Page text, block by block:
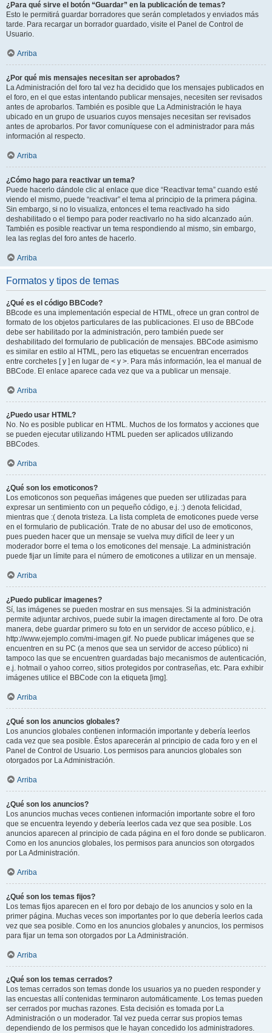
¿Para qué sirve el botón “Guardar” en la publicación de temas?
Esto le permitirá guardar borradores que serán completados y enviados más
tarde. Para recargar un borrador guardado, visite el Panel de Control de
Usuario.
Arriba
¿Por qué mis mensajes necesitan ser aprobados?
La Administración del foro tal vez ha decidido que los mensajes publicados en
el foro, en el que estas intentando publicar mensajes, necesiten ser revisados
antes de aprobarlos. También es posible que La Administración le haya
ubicado en un grupo de usuarios cuyos mensajes necesitan ser revisados
antes de aprobarlos. Por favor comuníquese con el administrador para más
información al respecto.
Arriba
¿Cómo hago para reactivar un tema?
Puede hacerlo dándole clic al enlace que dice “Reactivar tema” cuando esté
viendo el mismo, puede “reactivar” el tema al principio de la primera página.
Sin embargo, si no lo visualiza, entonces el tema reactivado ha sido
deshabilitado o el tiempo para poder reactivarlo no ha sido alcanzado aún.
También es posible reactivar un tema respondiendo al mismo, sin embargo,
lea las reglas del foro antes de hacerlo.
Arriba
Formatos y tipos de temas
¿Qué es el código BBCode?
BBcode es una implementación especial de HTML, ofrece un gran control de
formato de los objetos particulares de las publicaciones. El uso de BBCode
debe ser habilitado por la administración, pero también puede ser
deshabilitado del formulario de publicación de mensajes. BBCode asimismo
es similar en estilo al HTML, pero las etiquetas se encuentran encerrados
entre corchetes [ y ] en lugar de < y >. Para más información, lea el manual de
BBCode. El enlace aparece cada vez que va a publicar un mensaje.
Arriba
¿Puedo usar HTML?
No. No es posible publicar en HTML. Muchos de los formatos y acciones que
se pueden ejecutar utilizando HTML pueden ser aplicados utilizando
BBCodes.
Arriba
¿Qué son los emoticonos?
Los emoticonos son pequeñas imágenes que pueden ser utilizadas para
expresar un sentimiento con un pequeño código, e.j. :) denota felicidad,
mientras que :( denota tristeza. La lista completa de emoticones puede verse
en el formulario de publicación. Trate de no abusar del uso de emoticonos,
pues pueden hacer que un mensaje se vuelva muy difícil de leer y un
moderador borre el tema o los emoticones del mensaje. La administración
puede fijar un límite para el número de emoticones a utilizar en un mensaje.
Arriba
¿Puedo publicar imagenes?
Sí, las imágenes se pueden mostrar en sus mensajes. Si la administración
permite adjuntar archivos, puede subir la imagen directamente al foro. De otra
manera, debe guardar primero su foto en un servidor de acceso público, e.j.
http://www.ejemplo.com/mi-imagen.gif. No puede publicar imágenes que se
encuentren en su PC (a menos que sea un servidor de acceso público) ni
tampoco las que se encuentren guardadas bajo mecanismos de autenticación,
e.j. hotmail o yahoo correo, sitios protegidos por contraseñas, etc. Para exhibir
imágenes utilice el BBCode con la etiqueta [img].
Arriba
¿Qué son los anuncios globales?
Los anuncios globales contienen información importante y debería leerlos
cada vez que sea posible. Éstos aparecerán al principio de cada foro y en el
Panel de Control de Usuario. Los permisos para anuncios globales son
otorgados por La Administración.
Arriba
¿Qué son los anuncios?
Los anuncios muchas veces contienen información importante sobre el foro
que se encuentra leyendo y debería leerlos cada vez que sea posible. Los
anuncios aparecen al principio de cada página en el foro donde se publicaron.
Como en los anuncios globales, los permisos para anuncios son otorgados
por La Administración.
Arriba
¿Qué son los temas fijos?
Los temas fijos aparecen en el foro por debajo de los anuncios y solo en la
primer página. Muchas veces son importantes por lo que debería leerlos cada
vez que sea posible. Como en los anuncios globales y anuncios, los permisos
para fijar un tema son otorgados por La Administración.
Arriba
¿Qué son los temas cerrados?
Los temas cerrados son temas donde los usuarios ya no pueden responder y
las encuestas allí contenidas terminaron automáticamente. Los temas pueden
ser cerrados por muchas razones. Esta decisión es tomada por La
Administración o un moderador. Tal vez pueda cerrar sus propios temas
dependiendo de los permisos que le hayan concedido los administradores.